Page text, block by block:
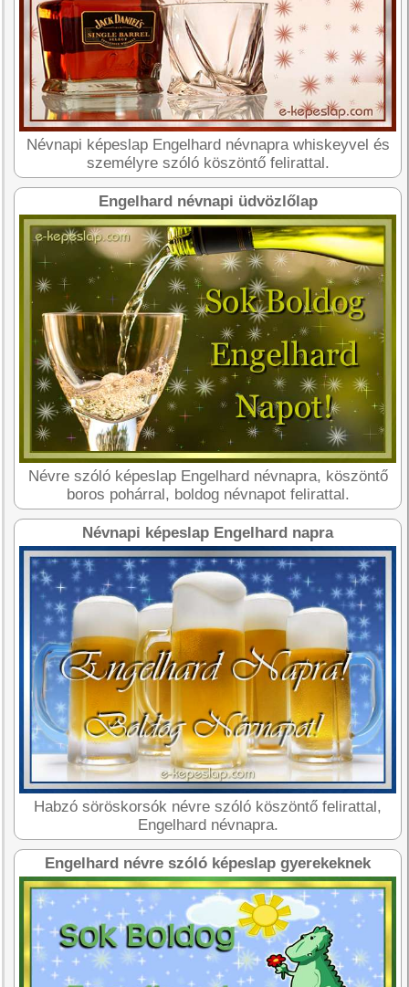
Névnapi képeslap Engelhard névnapra whiskeyvel és
személyre szóló köszöntő felirattal.
Engelhard névnapi üdvözlőlap
Névre szóló képeslap Engelhard névnapra, köszöntő
boros pohárral, boldog névnapot felirattal.
Névnapi képeslap Engelhard napra
Habzó söröskorsók névre szóló köszöntő felirattal,
Engelhard névnapra.
Engelhard névre szóló képeslap gyerekeknek